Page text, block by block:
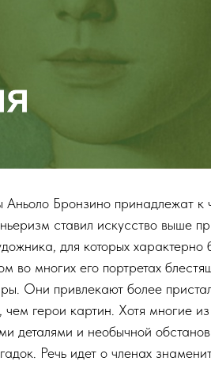
Аньоло Бронзино принадлежат к
ставил искусство выше
для которых
во многих его портретах
Они привлекают более
чем герои картин. Хотя многие
деталями и необычной
Речь идет о членах